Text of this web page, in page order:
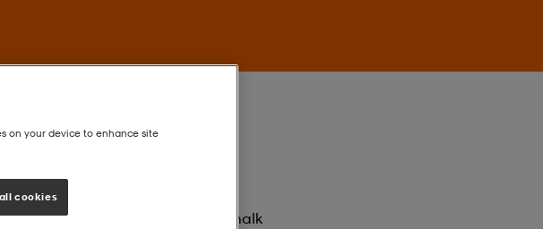
Sail/peony-Chalk
on your device to enhance site
cookies